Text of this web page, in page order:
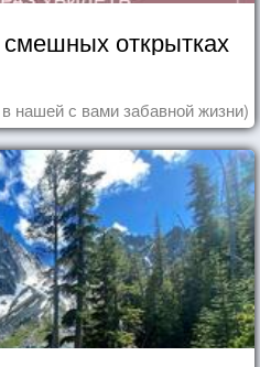
открытках
нашей с вами забавной жизни)